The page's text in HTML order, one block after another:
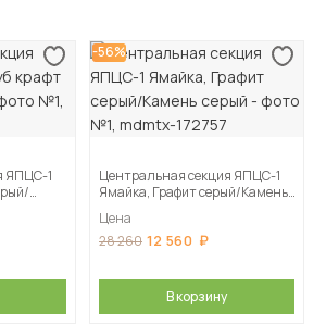
ЯПЦС-1
-56%
Центральная секция ЯПЦС-1
Ямайка, Графит серый/Камень
Цена
28 260 12 560
В корзину